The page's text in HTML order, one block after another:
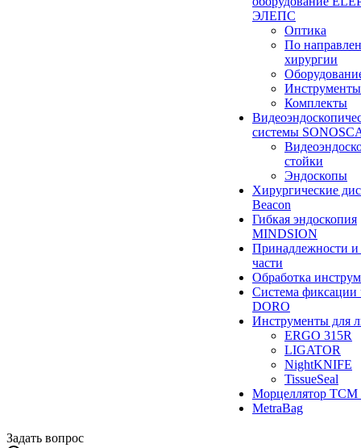
ЭЛЕПС
Оптика
По
хирургии
Инструменты
Комплекты
системы
стойки
Эндоскопы
Хирургические
Beacon
Гибкая эндоскопия
MINDSION
Принадлежности и
части
Обработка
Система фиксации
DORO
Инструменты для
ERGO 315R
LIGATOR
NightKNIFE
TissueSeal
Морцеллятор ТСМ
MetraBag
Задать вопрос